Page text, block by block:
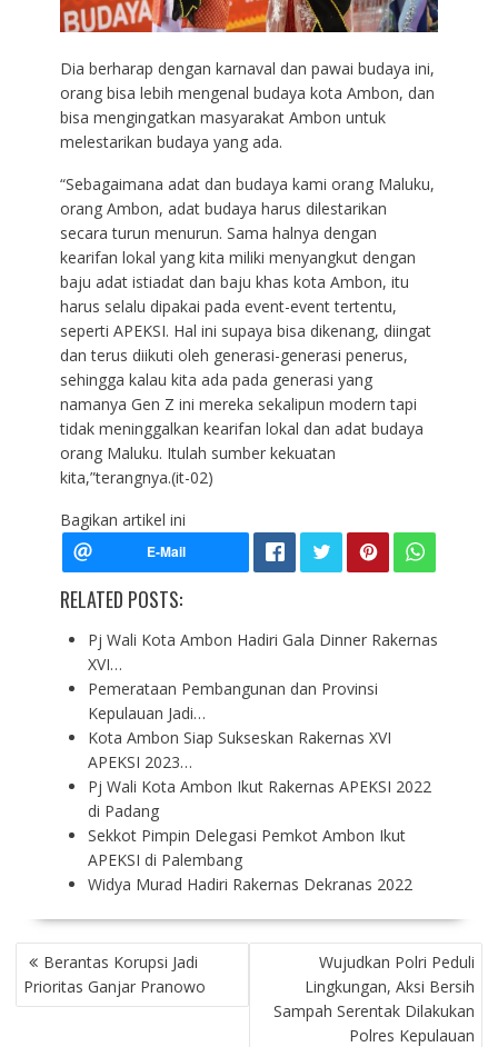
Dia berharap dengan karnaval dan pawai budaya ini,
orang bisa lebih mengenal budaya kota Ambon, dan
bisa mengingatkan masyarakat Ambon untuk
melestarikan budaya yang ada.
“Sebagaimana adat dan budaya kami orang Maluku,
orang Ambon, adat budaya harus dilestarikan
secara turun menurun. Sama halnya dengan
kearifan lokal yang kita miliki menyangkut dengan
baju adat istiadat dan baju khas kota Ambon, itu
harus selalu dipakai pada event-event tertentu,
seperti APEKSI. Hal ini supaya bisa dikenang, diingat
dan terus diikuti oleh generasi-generasi penerus,
sehingga kalau kita ada pada generasi yang
namanya Gen Z ini mereka sekalipun modern tapi
tidak meninggalkan kearifan lokal dan adat budaya
orang Maluku. Itulah sumber kekuatan
kita,”terangnya.(it-02)
Bagikan artikel ini
RELATED POSTS:
Pj Wali Kota Ambon Hadiri Gala Dinner Rakernas
XVI…
Pemerataan Pembangunan dan Provinsi
Kepulauan Jadi…
Kota Ambon Siap Sukseskan Rakernas XVI
APEKSI 2023…
Pj Wali Kota Ambon Ikut Rakernas APEKSI 2022
di Padang
Sekkot Pimpin Delegasi Pemkot Ambon Ikut
APEKSI di Palembang
Widya Murad Hadiri Rakernas Dekranas 2022
P
O
S
Berantas Korupsi Jadi
Prioritas Ganjar Pranowo
Wujudkan Polri Peduli
Lingkungan, Aksi Bersih
Sampah Serentak Dilakukan
Polres Kepulauan